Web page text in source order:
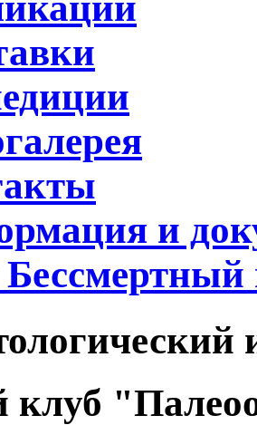
и
клуб